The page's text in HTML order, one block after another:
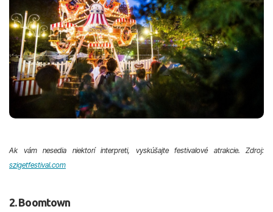
Ak vám nesedia niektorí interpreti, vyskúšajte festivalové atrakcie. Zdroj:
szigetfestival.com
2. Boomtown